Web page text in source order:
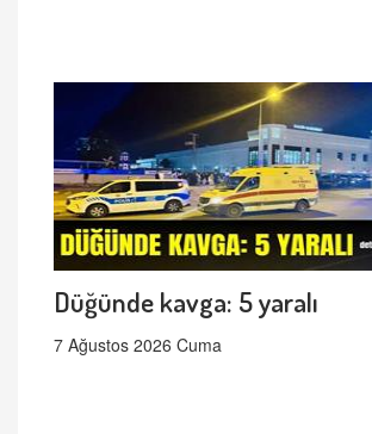
Düğünde kavga: 5 yaralı
7 Ağustos 2026 Cuma